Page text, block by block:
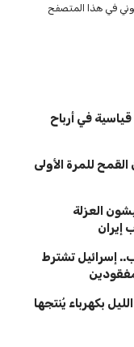
في هذا المتصفح
في أرباح
للمرة الأولى
24 بحّاراً يعيشون العزلة
إيران
إسرائيل تشترط
بكهرباء يُنتجها